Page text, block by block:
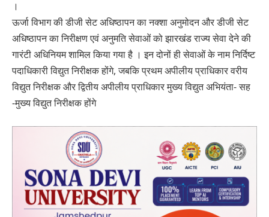
।
ऊर्जा विभाग की डीजी सेट अधिष्ठापन का नक्शा अनुमोदन और डीजी सेट
अधिष्ठापन का निरीक्षण एवं अनुमति सेवाओं को झारखंड राज्य सेवा देने की
गारंटी अधिनियम शामिल किया गया है । इन दोनों ही सेवाओं के नाम निर्दिष्ट
पदाधिकारी विद्युत निरीक्षक होंगे, जबकि प्रथम अपीलीय प्राधिकार वरीय
विद्युत निरीक्षक और द्वितीय अपीलीय प्राधिकार मुख्य विद्युत अभियंता- सह
-मुख्य विद्युत निरीक्षक होंगे